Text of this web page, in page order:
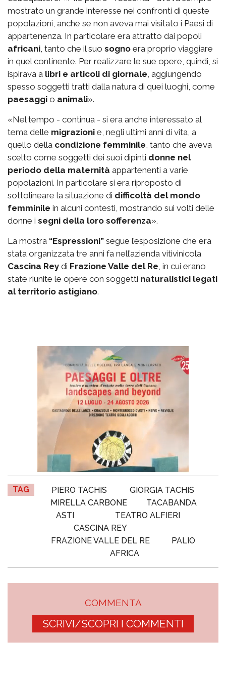
mostrato un grande interesse nei confronti di queste
popolazioni, anche se non aveva mai visitato i Paesi di
appartenenza. In particolare era attratto dai popoli
africani, tanto che il suo sogno era proprio viaggiare
in quel continente. Per realizzare le sue opere, quindi, si
ispirava a libri e articoli di giornale, aggiungendo
spesso soggetti tratti dalla natura di quei luoghi, come
paesaggi o animali».
«Nel tempo - continua - si era anche interessato al
tema delle migrazioni e, negli ultimi anni di vita, a
quello della condizione femminile, tanto che aveva
scelto come soggetti dei suoi dipinti donne nel
periodo della maternità appartenenti a varie
popolazioni. In particolare si era riproposto di
sottolineare la situazione di difficoltà del mondo
femminile in alcuni contesti, mostrando sui volti delle
donne i segni della loro sofferenza».
La mostra “Espressioni” segue l’esposizione che era
stata organizzata tre anni fa nell’azienda vitivinicola
Cascina Rey di Frazione Valle del Re, in cui erano
state riunite le opere con soggetti naturalistici legati
al territorio astigiano.
TAG PIERO TACHIS
GIORGIA TACHIS
MIRELLA CARBONE
TACABANDA
ASTI
TEATRO ALFIERI
CASCINA REY
FRAZIONE VALLE DEL RE
PALIO
AFRICA
COMMENTA
SCRIVI/SCOPRI I COMMENTI